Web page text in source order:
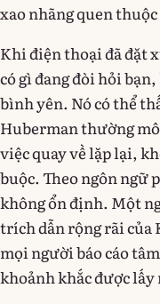
xao nhãng quen
Khi điện thoại đã đặt
có gì đang đòi hỏi
bình yên. Nó có thể
Huberman thường
việc quay về lặp lại,
buộc. Theo ngôn ngữ
không ổn định. Một
trích dẫn rộng rãi
mọi người báo cáo
khoảnh khắc được lấy